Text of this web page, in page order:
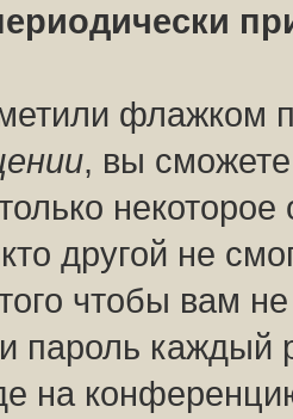
флажком
, вы
другой не
чтобы вам
пароль
на